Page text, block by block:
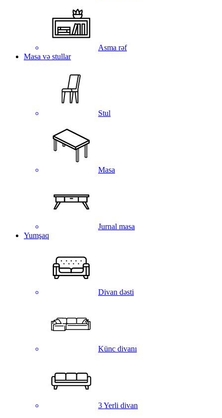
Asma rəf
Masa və stullar
Stul
Masa
Jurnal masa
Yumşaq
Divan dəsti
Künc divanı
3 Yerli divan